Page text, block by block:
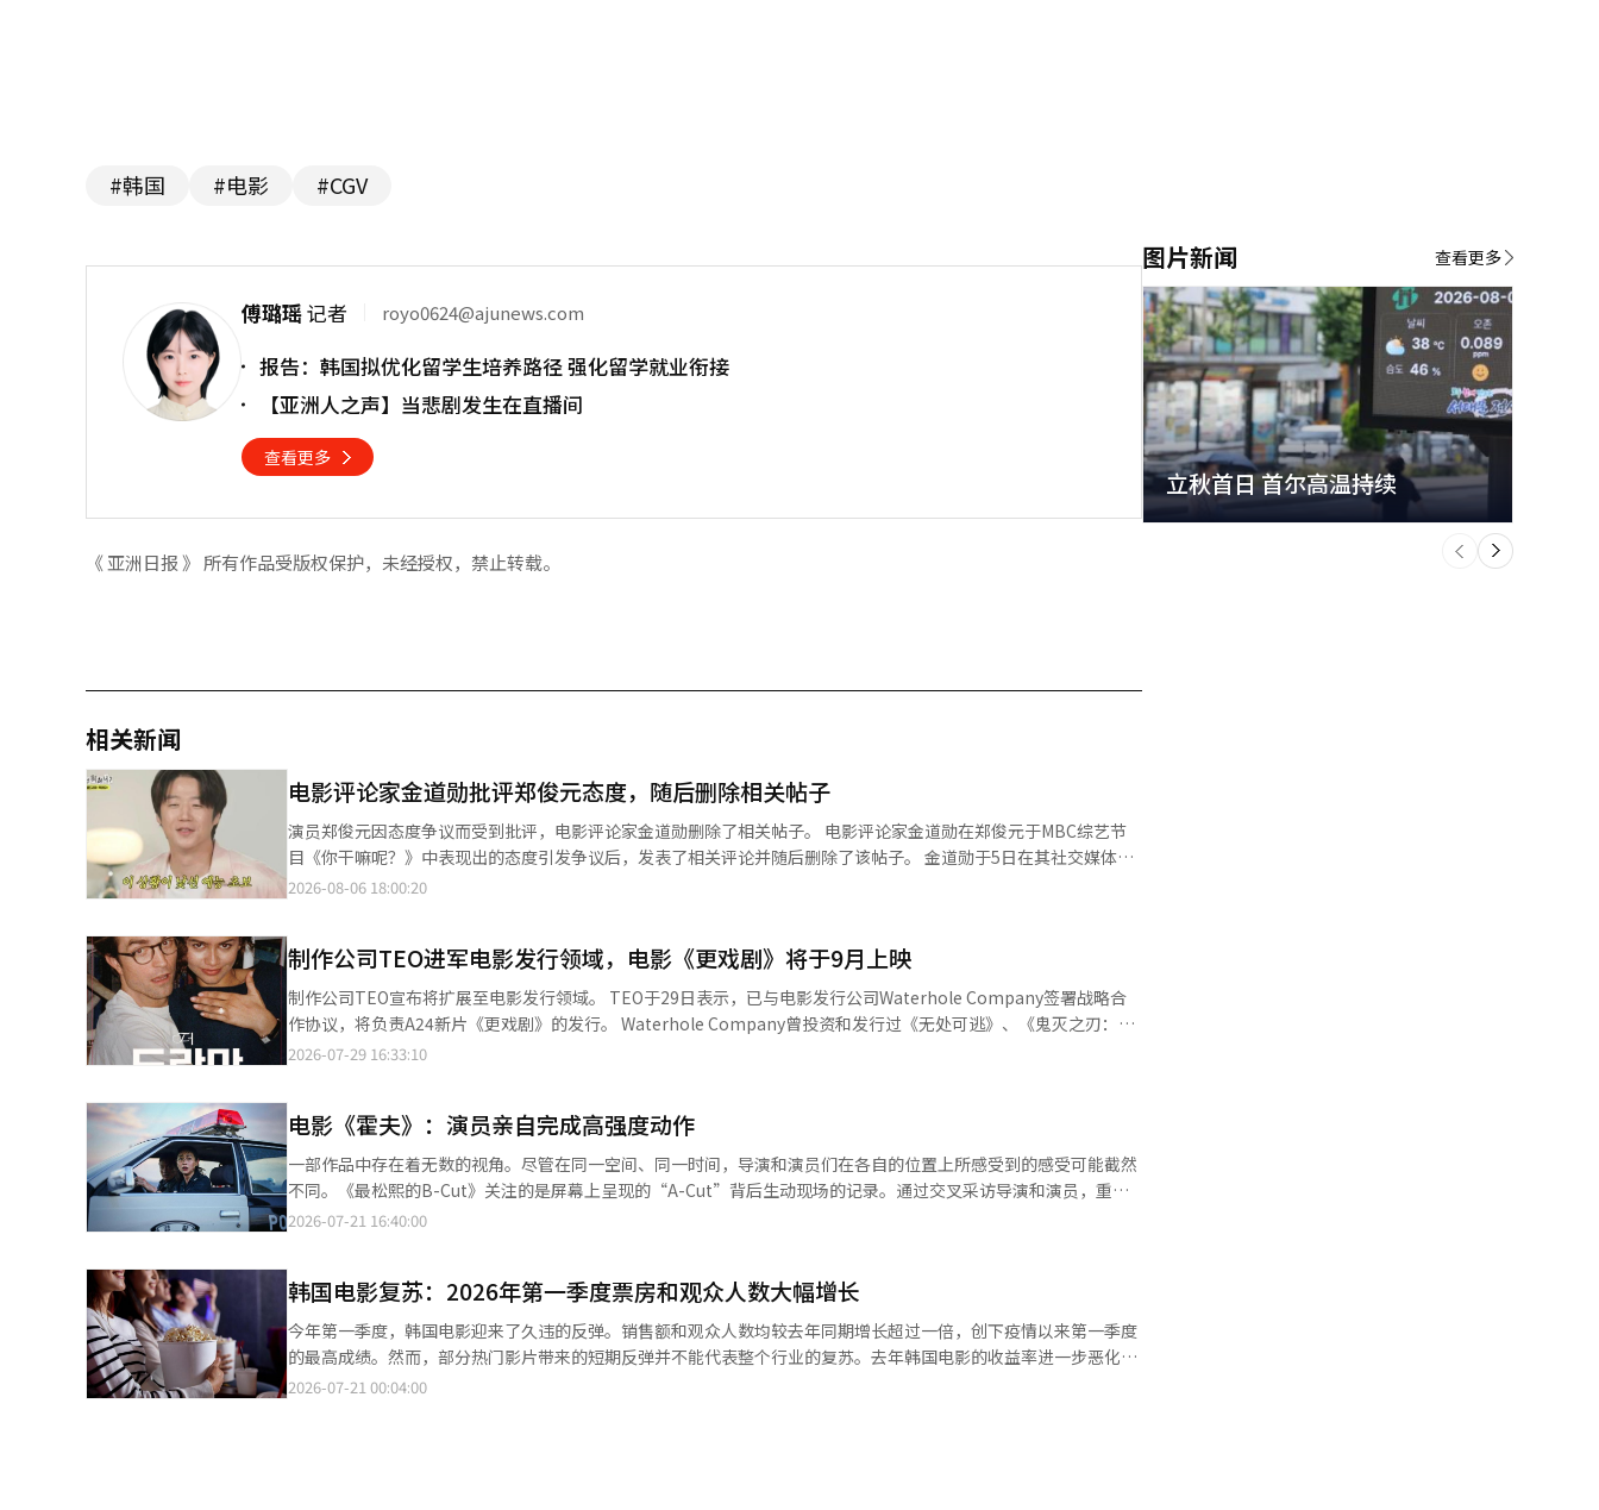
#韩国 #电影 #CGV
傅璐瑶记者 royo0624@ajunews.com
报告：韩国拟优化留学生培养路径 强化留学就业衔接
【亚洲人之声】当悲剧发生在直播间
查看更多
《 亚洲日报 》 所有作品受版权保护，未经授权，禁止转载。
相关新闻
电影评论家金道勋批评郑俊元态度，随后删除相关帖子
演员郑俊元因态度争议而受到批评，电影评论家金道勋删除了相关帖子。 电影评论家金道勋在郑俊元于MBC综艺节
目《你干嘛呢？》中表现出的态度引发争议后，发表了相关评论并随后删除了该帖子。 金道勋于5日在其社交媒体账
户上发布了“Just don’t”的文字，并附上了显示其帖子、关注者和粉丝数均为0的截图。这似乎是他对郑俊元争议
晓振试图缓和气氛，但郑俊元的紧张状态贯穿整个节目。 金道勋在4日的社交媒体上指出：“最近有些艺人以内向人
设出现在节目中，表现得像是无法完成任何任务，尤其是男性艺人中这种情况更为常见。”他表示：“希望不要再创
造奇怪的内向人设。作为接受报酬并站在镜头前的职业人士，需要具备专业的态度。” 虽然金道勋没有直接提及郑俊
元的名字，但根据发帖时间推测，许多人认为他的评论是针对郑俊元的。 随后，一位网友在金道勋的帖子下留
言：“评论家您发帖后，该内容在新闻中广泛传播，导致那位演员被视为‘内向人设的演员’。虽然您已删除帖子，
全面。” 对此，金道勋回复道：“他演技非常出色，我会认真观看他的电视剧。”这证实了他之前的评论确实是针对
郑俊元。 随着争议的持续，节目中与郑俊元同台的哈哈和孔晓振纷纷发声支持郑俊元。 哈哈表示：“我在现场，他
非常可爱、迷人且有趣！他的反应是为了让节目更有趣。”孔晓振也在社交媒体上发布了与郑俊元的合影，并写
道：“录制后他真的很紧张，我没能帮助他，真抱歉。”这表明郑俊元在节目中处于极度紧张的状态。※ 本报道经人
工智能（AI）系统翻译与编辑。
2026-08-06 18:00:20
制作公司TEO进军电影发行领域，电影《更戏剧》将于9月上映
制作公司TEO宣布将扩展至电影发行领域。 TEO于29日表示，已与电影发行公司Waterhole Company签署战略合
作协议，将负责A24新片《更戏剧》的发行。 Waterhole Company曾投资和发行过《无处可逃》、《鬼灭之刃：无
限列车篇》、《爆裂鼓手》、《情书》、《分手的决心》、《经纪人》、《共助2》等多部作品。 通过此次合作，
片由Zendaya和罗伯特·帕丁森主演，被视为A24在2026年的期待之作。 TEO计划以《更戏剧》为起点，拓展其在
综艺和电影领域的内容交集，这与其近期发布的品牌重塑口号“点燃它（SPARK IT）”相呼应。 由金泰浩制作人创
立的TEO，过去推出了《地球麻布世界旅行》、《魔鬼计划》系列、《身体：100》、《好日子》、《沙龙滴》等跨
越多种类型和平台的内容。 金泰浩表示：“TEO追求的内容不仅仅是屏幕上的视频，而是大众所经历的每一个有价值
的瞬间。我们希望打破长视频与短视频、综艺与电影的界限，始终与热爱内容的人们更近一步。” 目前，TEO正在播
划3》等多部内容。※ 本报道经人工智能（AI）系统翻译与编辑。
2026-07-29 16:33:10
电影《霍夫》：演员亲自完成高强度动作
一部作品中存在着无数的视角。尽管在同一空间、同一时间，导演和演员们在各自的位置上所感受到的感受可能截然
不同。《最松熙的B-Cut》关注的是屏幕上呈现的“A-Cut”背后生动现场的记录。通过交叉采访导演和演员，重构
那些比完成的画面更为热烈的“B-Cut”瞬间。<编辑者注>电影《霍夫》剧照除了演员们的动作，现场也留下了许多
老师在宇宙飞船坠落时，在类似保健所的地方打开门向外看的脸。我认为那是经验的体现。看似微不足道，但那种感
觉很好。”（赵寅成）罗洪镇导演对与林贤植的合作也留下了深刻的印象。饰演海秀叔叔的林贤植需要消化长台词，
罗导演笑着回忆起编辑那场景时的艰辛。“海秀的叔叔由林贤植老师演出，非常有趣。但我没想到他会记不住那么长
的台词。虽然台词很长，但老师真的很努力地完成了，我在编辑时差点累死。需要在后面放置提词器，但如果稍微偏
离，就会导致视线转移，无法使用。不过他表现得很好，付出了很多努力。”（罗洪镇导演）对郑浩妍来说，与林贤
2026-07-21 16:40:00
韩国电影复苏：2026年第一季度票房和观众人数大幅增长
今年第一季度，韩国电影迎来了久违的反弹。销售额和观众人数均较去年同期增长超过一倍，创下疫情以来第一季度
的最高成绩。然而，部分热门影片带来的短期反弹并不能代表整个行业的复苏。去年韩国电影的收益率进一步恶化，
影院运营基础也在减少。根据电影振兴委员会发布的《2026年第一季度韩国电影产业结算》报告，今年第一季度全国
2026-07-21 00:04:00
图片新闻
立秋首日 首尔高温持续
下
一
个
查看更多